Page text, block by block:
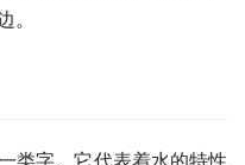
类字。它代表着水的特性